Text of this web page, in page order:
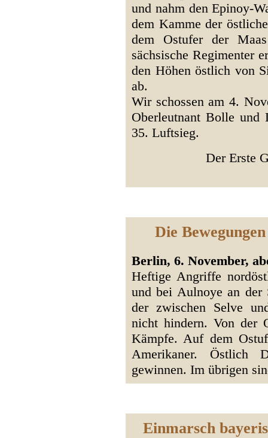
und nahm den Epinoy-
dem Kamme der
dem Ostufer der
sächsische Regimenter
den Höhen östlich von
ab.
Wir schossen am 4.
Oberleutnant Bolle und
35. Luftsieg.
Der Erste
Die
Berlin, 6. November,
Heftige Angriffe
und bei Aulnoye an der
der zwischen Selve
nicht hindern. Von der
Kämpfe. Auf dem
Amerikaner. Östlich
gewinnen. Im übrigen
Einmarsch